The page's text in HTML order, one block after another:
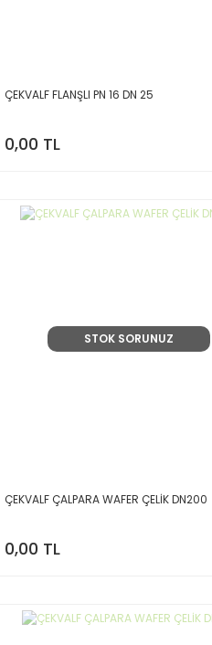
ÇEKVALF FLANŞLI PN 16 DN 25
0,00 TL
STOK SORUNUZ
ÇEKVALF ÇALPARA WAFER ÇELİK DN200
0,00 TL